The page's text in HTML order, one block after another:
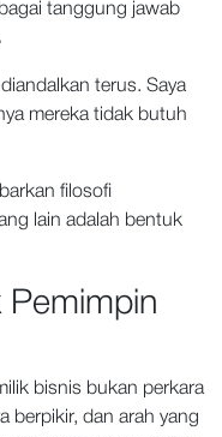
tanggung jawab
terus. Saya
mereka tidak butuh
filosofi
lain adalah bentuk
Pemimpin
bisnis bukan perkara
berpikir, dan arah yang